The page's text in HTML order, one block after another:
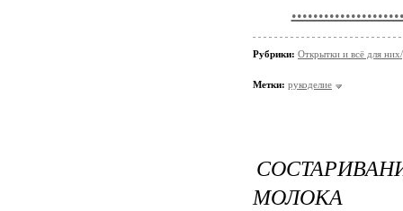
Рубрики: Открытки и всё для
Метки: рукоделие
МОЛОКА